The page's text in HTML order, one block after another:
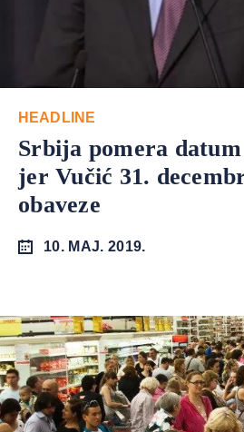
HEADLINE
Srbija pomera datum
jer Vučić 31.
obaveze
10. MAJ. 2019.